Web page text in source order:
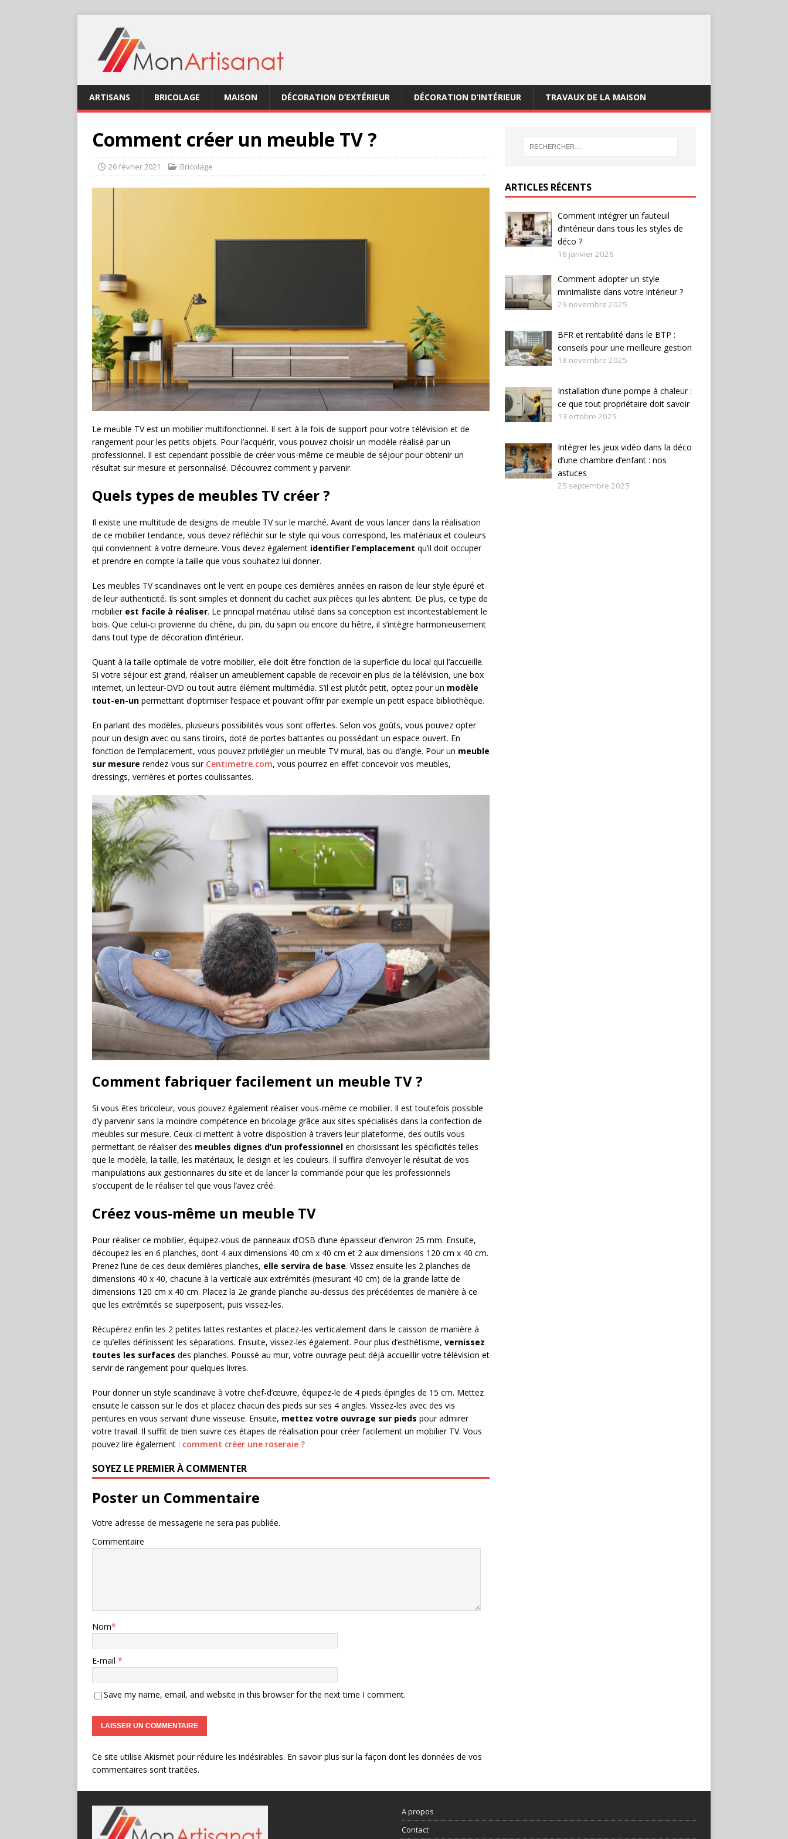
ARTISANS BRICOLAGE MAISON DÉCORATION D’EXTÉRIEUR DÉCORATION D’INTÉRIEUR TRAVAUX DE LA MAISON
Comment créer un meuble TV ?
26 février 2021 Bricolage
Le meuble TV est un mobilier multifonctionnel. Il sert à la fois de support pour votre télévision et de
rangement pour les petits objets. Pour l’acquérir, vous pouvez choisir un modèle réalisé par un
professionnel. Il est cependant possible de créer vous-même ce meuble de séjour pour obtenir un
résultat sur mesure et personnalisé. Découvrez comment y parvenir.
Quels types de meubles TV créer ?
Il existe une multitude de designs de meuble TV sur le marché. Avant de vous lancer dans la réalisation
de ce mobilier tendance, vous devez réfléchir sur le style qui vous correspond, les matériaux et couleurs
qui conviennent à votre demeure. Vous devez également identifier l’emplacement qu’il doit occuper
et prendre en compte la taille que vous souhaitez lui donner.
Les meubles TV scandinaves ont le vent en poupe ces dernières années en raison de leur style épuré et
de leur authenticité. Ils sont simples et donnent du cachet aux pièces qui les abritent. De plus, ce type de
mobilier est facile à réaliser. Le principal matériau utilisé dans sa conception est incontestablement le
bois. Que celui-ci provienne du chêne, du pin, du sapin ou encore du hêtre, il s’intègre harmonieusement
dans tout type de décoration d’intérieur.
Quant à la taille optimale de votre mobilier, elle doit être fonction de la superficie du local qui l’accueille.
Si votre séjour est grand, réaliser un ameublement capable de recevoir en plus de la télévision, une box
internet, un lecteur-DVD ou tout autre élément multimédia. S’il est plutôt petit, optez pour un modèle
tout-en-un permettant d’optimiser l’espace et pouvant offrir par exemple un petit espace bibliothèque.
En parlant des modèles, plusieurs possibilités vous sont offertes. Selon vos goûts, vous pouvez opter
pour un design avec ou sans tiroirs, doté de portes battantes ou possédant un espace ouvert. En
fonction de l’emplacement, vous pouvez privilégier un meuble TV mural, bas ou d’angle. Pour un meuble
sur mesure rendez-vous sur Centimetre.com, vous pourrez en effet concevoir vos meubles,
dressings, verrières et portes coulissantes.
Comment fabriquer facilement un meuble TV ?
Si vous êtes bricoleur, vous pouvez également réaliser vous-même ce mobilier. Il est toutefois possible
d’y parvenir sans la moindre compétence en bricolage grâce aux sites spécialisés dans la confection de
meubles sur mesure. Ceux-ci mettent à votre disposition à travers leur plateforme, des outils vous
permettant de réaliser des meubles dignes d’un professionnel en choisissant les spécificités telles
que le modèle, la taille, les matériaux, le design et les couleurs. Il suffira d’envoyer le résultat de vos
manipulations aux gestionnaires du site et de lancer la commande pour que les professionnels
s’occupent de le réaliser tel que vous l’avez créé.
Créez vous-même un meuble TV
Pour réaliser ce mobilier, équipez-vous de panneaux d’OSB d’une épaisseur d’environ 25 mm. Ensuite,
découpez les en 6 planches, dont 4 aux dimensions 40 cm x 40 cm et 2 aux dimensions 120 cm x 40 cm.
Prenez l’une de ces deux dernières planches, elle servira de base. Vissez ensuite les 2 planches de
dimensions 40 x 40, chacune à la verticale aux extrémités (mesurant 40 cm) de la grande latte de
dimensions 120 cm x 40 cm. Placez la 2e grande planche au-dessus des précédentes de manière à ce
que les extrémités se superposent, puis vissez-les.
Récupérez enfin les 2 petites lattes restantes et placez-les verticalement dans le caisson de manière à
ce qu’elles définissent les séparations. Ensuite, vissez-les également. Pour plus d’esthétisme, vernissez
toutes les surfaces des planches. Poussé au mur, votre ouvrage peut déjà accueillir votre télévision et
servir de rangement pour quelques livres.
Pour donner un style scandinave à votre chef-d’œuvre, équipez-le de 4 pieds épingles de 15 cm. Mettez
ensuite le caisson sur le dos et placez chacun des pieds sur ses 4 angles. Vissez-les avec des vis
pentures en vous servant d’une visseuse. Ensuite, mettez votre ouvrage sur pieds pour admirer
votre travail. Il suffit de bien suivre ces étapes de réalisation pour créer facilement un mobilier TV. Vous
pouvez lire également : comment créer une roseraie ?
SOYEZ LE PREMIER À COMMENTER
Poster un Commentaire
Votre adresse de messagerie ne sera pas publiée.
Commentaire
Nom*
E-mail *
Save my name, email, and website in this browser for the next time I comment.
Ce site utilise Akismet pour réduire les indésirables. En savoir plus sur la façon dont les données de vos
commentaires sont traitées.
ARTICLES RÉCENTS
Comment intégrer un fauteuil
d’intérieur dans tous les styles de
déco ?
16 janvier 2026
Comment adopter un style
minimaliste dans votre intérieur ?
29 novembre 2025
BFR et rentabilité dans le BTP :
conseils pour une meilleure gestion
18 novembre 2025
Installation d’une pompe à chaleur :
ce que tout propriétaire doit savoir
13 octobre 2025
Intégrer les jeux vidéo dans la déco
d’une chambre d’enfant : nos
astuces
25 septembre 2025
A propos
Contact